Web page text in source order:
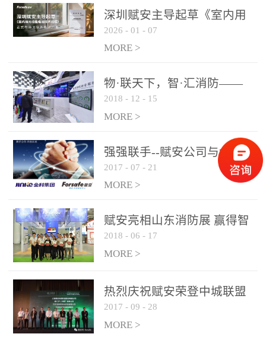
传统的火灾关测器无法被
及时缺发，不能及早发现
和有效扑救火火，这不仅
力和闲难，同时也将造成
巨大的经济损失和社会影
响，基至还会造成人员伤
亡。图像型火灾探测器正
是针对这种高大空间建筑
物的消防设施、设备通过
现场图像的实时获取、预
处理和特征提取分析，实
现火焰的跟踪和识别。能
更早的进行预警，达到早
报早防的效果。 系统构
成示意图： 图像型火灾
和监控端两大部分组成。
两者之间通过以太网相
联，一台监控主机最多可
深圳赋安主导起草《室内用
光动能电池技术规程》 正式
布局光伏新能源产业
2026 - 01 - 07
MORE >
物·联天下，智·汇消防——
赋安F&S 2018上海消防展圆
满落幕
2018 - 12 - 15
MORE >
强强联手--赋安公司与金科
集团达成战略合作协议
2017 - 07 - 21
MORE >
赋安亮相山东消防展 赢得智
慧消防新荣耀
2018 - 06 - 17
MORE >
热烈庆祝赋安荣登中城联盟
联合采购战略合作平台
2017 - 09 - 28
MORE >